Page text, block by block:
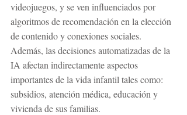
videojuegos, y se ven influenciados por
algoritmos de recomendación en la elección
de contenido y conexiones sociales.
Además, las decisiones automatizadas de la
IA afectan indirectamente aspectos
importantes de la vida infantil tales como:
subsidios, atención médica, educación y
vivienda de sus familias.